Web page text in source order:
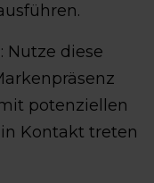
: Nutze diese
potenziellen
Kontakt treten